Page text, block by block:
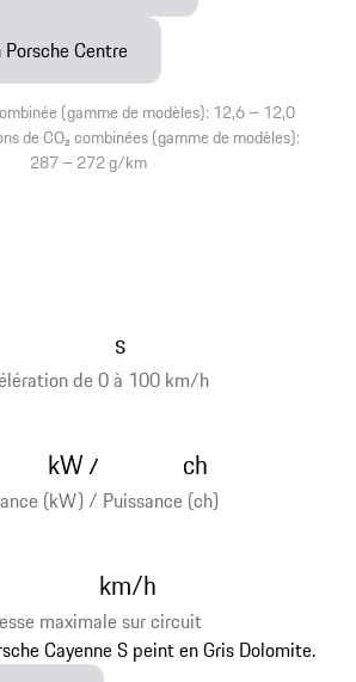
Centre
(gamme de modèles): 12,6 – 12,0
de CO₂ combinées (gamme de modèles):
287 – 272 g/km
de 0 à 100 km/h
s
(kW) / Puissance (ch)
kW/ ch
maximale sur circuit
km/h